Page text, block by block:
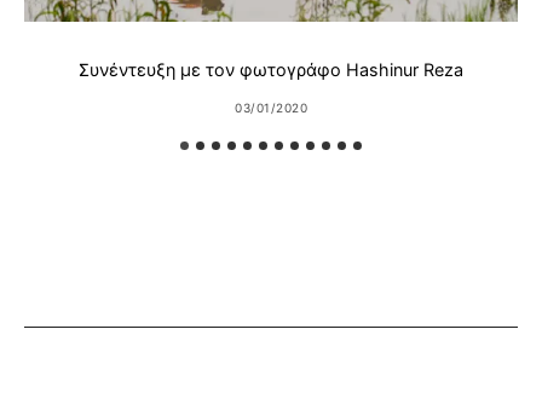
Συνέντευξη με τον φωτογράφο Hashinur Reza
03/01/2020